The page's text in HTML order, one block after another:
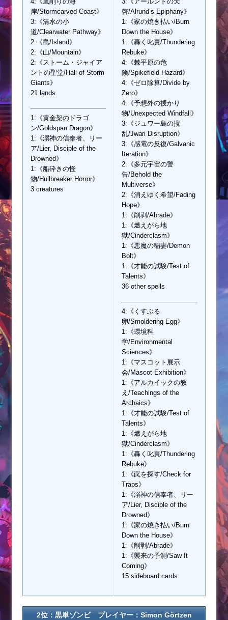
岸/Stormcarved Coast》
3:《清水の小
道/Clearwater Pathway》
2:《島/Island》
2:《山/Mountain》
2:《ストーム・ジャイア
ントの聖堂/Hall of Storm
Giants》
21 lands
1:《黄金架のドラゴ
ン/Goldspan Dragon》
1:《溺神の信奉者、リー
ア/Lier, Disciple of the
Drowned》
1:《船砕きの怪
物/Hullbreaker Horror》
3 creatures
啓/Alrund’s Epiphany》
1:《家の焼き払い/Burn
Down the House》
1:《轟く叱責/Thundering
Rebuke》
4:《棘平原の危
険/Spikefield Hazard》
4:《ゼロ除算/Divide by
Zero》
4:《予想外の授かり
物/Unexpected Windfall》
3:《ジュワー島の撹
乱/Jwari Disruption》
3:《感電の反復/Galvanic
Iteration》
2:《多元宇宙の警
告/Behold the
Multiverse》
2:《消えゆく希望/Fading
Hope》
1:《削剥/Abrade》
1:《燃えがら地
獄/Cinderclasm》
1:《悪魔の稲妻/Demon
Bolt》
1:《才能の試験/Test of
Talents》
36 other spells
4:《くすぶる
卵/Smoldering Egg》
1:《環境科
学/Environmental
Sciences》
1:《マスコット展示
会/Mascot Exhibition》
1:《アルカイックの教
え/Teachings of the
Archaics》
1:《才能の試験/Test of
Talents》
1:《燃えがら地
獄/Cinderclasm》
1:《轟く叱責/Thundering
Rebuke》
1:《罠を探す/Check for
Traps》
1:《溺神の信奉者、リー
ア/Lier, Disciple of the
Drowned》
1:《家の焼き払い/Burn
Down the House》
1:《削剥/Abrade》
1:《襲来の予測/Saw It
Coming》
15 sideboard cards
2位：黒単ゾンビ プレイヤー：Simon Görtzen